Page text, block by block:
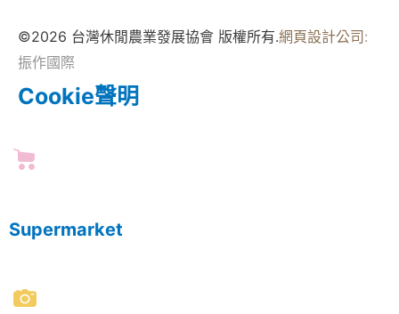
©2026 台灣休閒農業發展協會 版權所有.網頁設計公司:
振作國際
Cookie聲明
Supermarket